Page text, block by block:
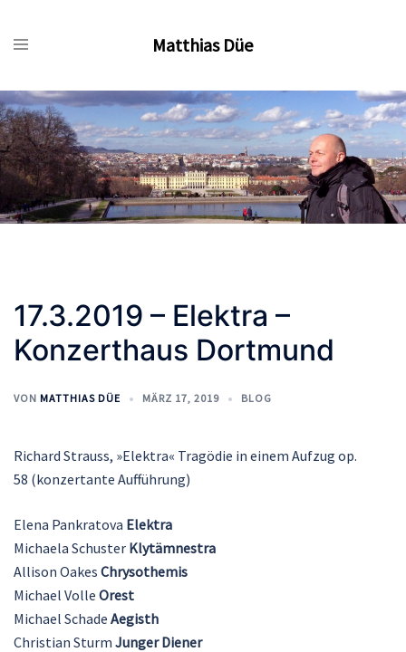
Inhalt
Matthias Düe
17.3.2019 – Elektra –
Konzerthaus Dortmund
VON MATTHIAS DÜE MÄRZ 17, 2019 BLOG
Richard Strauss, »Elektra« Tragödie in einem Aufzug op.
58 (konzertante Aufführung)
Elena Pankratova Elektra
Michaela Schuster Klytämnestra
Allison Oakes Chrysothemis
Michael Volle Orest
Michael Schade Aegisth
Christian Sturm Junger Diener